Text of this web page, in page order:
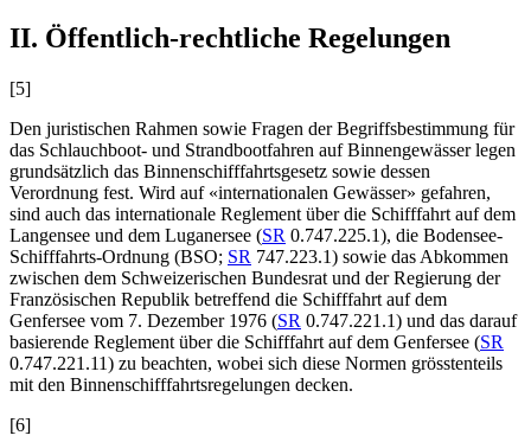
II. Öffentlich-rechtliche Regelungen
[5]
Den juristischen Rahmen sowie Fragen der Begriffsbestimmung für
das Schlauchboot- und Strandbootfahren auf Binnengewässer legen
grundsätzlich das Binnenschifffahrtsgesetz sowie dessen
Verordnung fest. Wird auf «internationalen Gewässer» gefahren,
sind auch das internationale Reglement über die Schifffahrt auf dem
Langensee und dem Luganersee (SR 0.747.225.1), die Bodensee-
Schifffahrts-Ordnung (BSO; SR 747.223.1) sowie das Abkommen
zwischen dem Schweizerischen Bundesrat und der Regierung der
Französischen Republik betreffend die Schifffahrt auf dem
Genfersee vom 7. Dezember 1976 (SR 0.747.221.1) und das darauf
basierende Reglement über die Schifffahrt auf dem Genfersee (SR
0.747.221.11) zu beachten, wobei sich diese Normen grösstenteils
mit den Binnenschifffahrtsregelungen decken.
[6]